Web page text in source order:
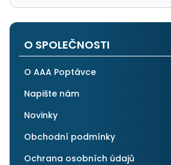
O SPOLEČNOSTI
O AAA Poptávce
Napište nám
Novinky
Obchodní podmínky
Ochrana osobních údajů